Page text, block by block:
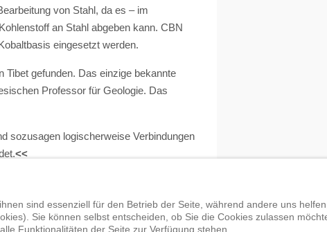
von Stahl, da es – im
an Stahl abgeben kann. CBN
eingesetzt werden.
Tibet gefunden. Das einzige bekannte
Professor für Geologie. Das
sozusagen logischerweise Verbindungen
<<
sind essenziell für den Betrieb der Seite, während andere uns
Sie können selbst entscheiden, ob Sie die Cookies zulassen
Funktionalitäten der Seite zur Verfügung stehen.